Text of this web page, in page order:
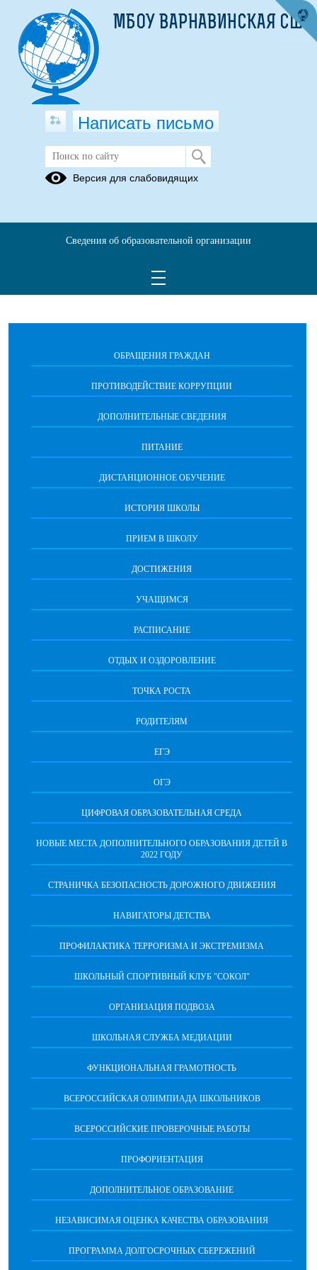
Меню обеды для детей 7-11 лет
ОБРАЩЕНИЯ ГРАЖДАН
ПРОТИВОДЕЙСТВИЕ КОРРУПЦИИ
ДОПОЛНИТЕЛЬНЫЕ СВЕДЕНИЯ
ПИТАНИЕ
ДИСТАНЦИОННОЕ ОБУЧЕНИЕ
ИСТОРИЯ ШКОЛЫ
ПРИЕМ В ШКОЛУ
ДОСТИЖЕНИЯ
УЧАЩИМСЯ
РАСПИСАНИЕ
ОТДЫХ И ОЗДОРОВЛЕНИЕ
ТОЧКА РОСТА
РОДИТЕЛЯМ
ЕГЭ
ОГЭ
ЦИФРОВАЯ ОБРАЗОВАТЕЛЬНАЯ СРЕДА
НОВЫЕ МЕСТА ДОПОЛНИТЕЛЬНОГО ОБРАЗОВАНИЯ ДЕТЕЙ В
2022 ГОДУ
СТРАНИЧКА БЕЗОПАСНОСТЬ ДОРОЖНОГО ДВИЖЕНИЯ
НАВИГАТОРЫ ДЕТСТВА
ПРОФИЛАКТИКА ТЕРРОРИЗМА И ЭКСТРЕМИЗМА
ШКОЛЬНЫЙ СПОРТИВНЫЙ КЛУБ "СОКОЛ"
ОРГАНИЗАЦИЯ ПОДВОЗА
ШКОЛЬНАЯ СЛУЖБА МЕДИАЦИИ
ФУНКЦИОНАЛЬНАЯ ГРАМОТНОСТЬ
ВСЕРОССИЙСКАЯ ОЛИМПИАДА ШКОЛЬНИКОВ
ВСЕРОССИЙСКИЕ ПРОВЕРОЧНЫЕ РАБОТЫ
ПРОФОРИЕНТАЦИЯ
ДОПОЛНИТЕЛЬНОЕ ОБРАЗОВАНИЕ
НЕЗАВИСИМАЯ ОЦЕНКА КАЧЕСТВА ОБРАЗОВАНИЯ
ПРОГРАММА ДОЛГОСРОЧНЫХ СБЕРЕЖЕНИЙ
МБОУ ВАРНАВИНСКАЯ СШ
Написать письмо
Версия для слабовидящих
Сведения об образовательной организации